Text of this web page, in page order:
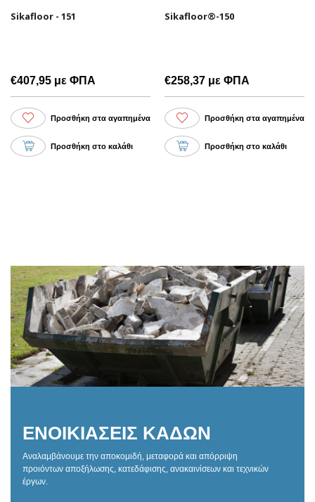
Sikafloor®-150
€258,37 με ΦΠΑ
Προσθήκη στα αγαπημένα
Προσθήκη στο καλάθι
Sikafloor - 151
€407,95 με ΦΠΑ
Προσθήκη στα αγαπημένα
Προσθήκη στο καλάθι
ΕΝΟΙΚΙΑΣΕΙΣ ΚΑΔΩΝ
Αναλαμβάνουμε την αποκομιδή, μεταφορά και απόρριψη
προιόντων αποξήλωσης, κατεδάφισης, ανακαινίσεων και τεχνικών
έργων.